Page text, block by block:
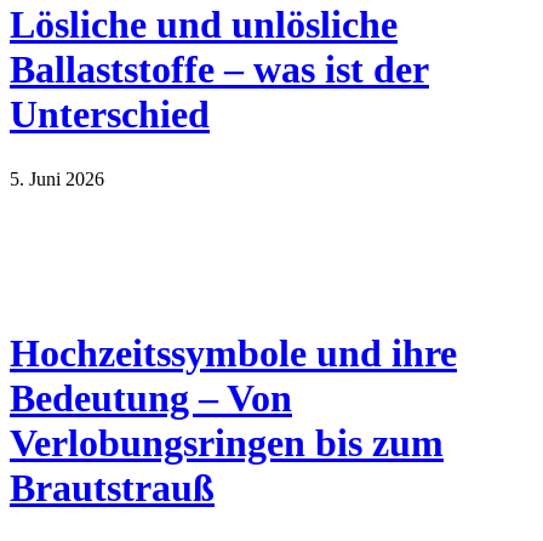
Lösliche und unlösliche
Ballaststoffe – was ist der
Unterschied
5. Juni 2026
Hochzeitssymbole und ihre
Bedeutung – Von
Verlobungsringen bis zum
Brautstrauß